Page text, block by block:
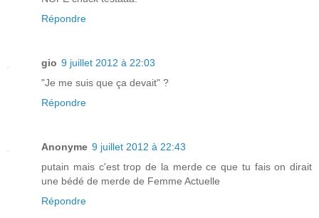
Répondre
gio 9 juillet 2012 à 22:03
"Je me suis que ça devait" ?
Répondre
Anonyme 9 juillet 2012 à 22:43
putain mais c'est trop de la merde ce que tu fais on dirait
une bédé de merde de Femme Actuelle
Répondre